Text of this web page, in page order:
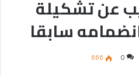
عن تشكيلة
سابقا
0
666